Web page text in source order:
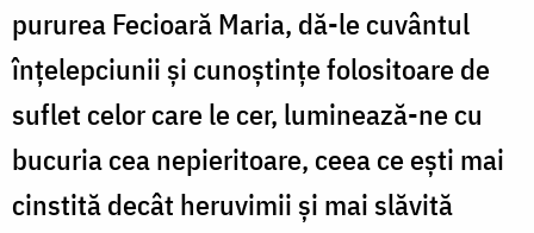
pururea Fecioară Maria, dă-le cuvântul
înţelepciunii şi cunoştinţe folositoare de
suflet celor care le cer, luminează-ne cu
bucuria cea nepieritoare, ceea ce ești mai
cinstită decât heruvimii şi mai slăvită